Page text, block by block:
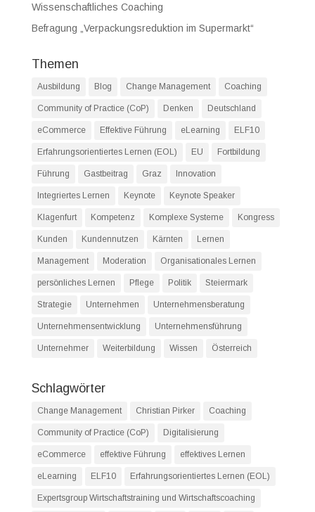
Wissenschaftliches Coaching
Befragung „Verpackungsreduktion im Supermarkt“
Themen
Ausbildung Blog Change Management Coaching
Community of Practice (CoP) Denken Deutschland
eCommerce Effektive Führung eLearning ELF10
Erfahrungsorientiertes Lernen (EOL) EU Fortbildung
Führung Gastbeitrag Graz Innovation
Integriertes Lernen Keynote Keynote Speaker
Klagenfurt Kompetenz Komplexe Systeme Kongress
Kunden Kundennutzen Kärnten Lernen
Management Moderation Organisationales Lernen
persönliches Lernen Pflege Politik Steiermark
Strategie Unternehmen Unternehmensberatung
Unternehmensentwicklung Unternehmensführung
Unternehmer Weiterbildung Wissen Österreich
Schlagwörter
Change Management Christian Pirker Coaching
Community of Practice (CoP) Digitalisierung
eCommerce effektive Führung effektives Lernen
eLearning ELF10 Erfahrungsorientiertes Lernen (EOL)
Expertsgroup Wirtschaftstraining und Wirtschaftscoaching